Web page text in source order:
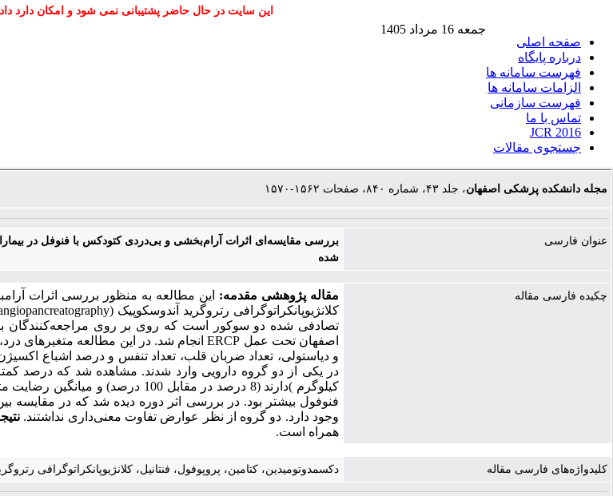
این سایت در حال حاضر پشتیبانی نمی شود و امکان دارد
صفحه اصلی
درباره پایگاه
فهرست سامانه ها
الزامات سامانه ها
فهرست سازمانی
تماس با ما
JCR 2016
جستجوی مقالات
جمعه 16 مرداد 1405
مجله دانشکده پزشکی اصفهان، جلد ۴۳، شماره ۸۴۰، صفحات ۱۵۶۲-۱۵۷۰
عنوان فارسی
بررسی مقایسه‌ای اثرات آرام‌بخشی و بی‌دردی کتودکس با فنوفل در
شده
چکیده فارسی مقاله مقاله پژوهشی مقدمه: این مطالعه به منظور بررسی اثرات
کلانژیوپانکراتوگرافی رتروگرید آندوسکوپیک (Endoscopic Retrograde Cholangiopancreatography) ERCP
تصادفی شده دو سوکور است که روی بر روی مراجعه‌کنندگان
اصفهان تحت عمل ERCPانجام شد. در این مطالعه متغیرهای
و دیاستولی، تعداد ضربان قلب، تعداد تنفس و درصد اشباع
فنوفول بیشتر بود. در بررسی اثر دوره دیده شد که در مقایسه
وجود دارد. دو گروه از نظر عوارض تفاوت معنی‌داری نداشتند.
همراه است.
کلیدواژه‌های فارسی مقاله دکسمدوتومیدین، کتامین، پروپوفول، فنتانیل، کلانژیوپانکراتوگرافی